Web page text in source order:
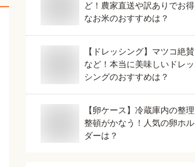
ど！農家直送や訳ありでお得
なお米のおすすめは？
【ドレッシング】マツコ絶賛
など！本当に美味しいドレッ
シングのおすすめは？
【卵ケース】冷蔵庫内の整理
整頓がかなう！人気の卵ホル
ダーは？